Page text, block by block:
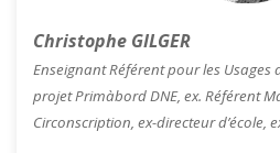
Christophe GILGER
Enseignant Référent pour les Usages
projet Primàbord DNE, ex. Référent
Circonscription, ex-directeur d’école,